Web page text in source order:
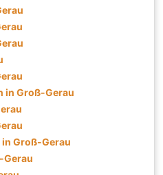
in Groß-Gerau
Groß-Gerau
Gerau